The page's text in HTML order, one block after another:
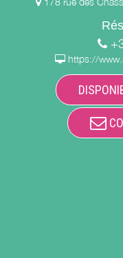
https://